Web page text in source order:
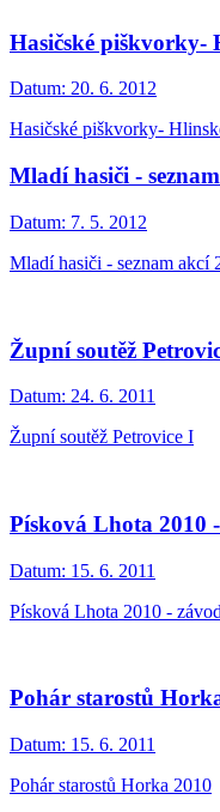
Hasičské piškvorky-
Datum: 20. 6. 2012
Hasičské piškvorky-
Mladí hasiči -
Datum: 7. 5. 2012
Mladí hasiči - seznam akcí
Župní soutěž
Datum: 24. 6. 2011
Župní soutěž Petrovice I
Písková Lhota 2010
Datum: 15. 6. 2011
Písková Lhota 2010 -
Pohár starostů
Datum: 15. 6. 2011
Pohár starostů Horka 2010